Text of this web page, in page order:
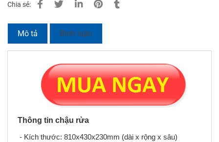
Chia sẻ:
Mô tả Bình luận
Thông tin chậu rửa
- Kích thước: 810x430x230mm (dài x rộng x sâu)